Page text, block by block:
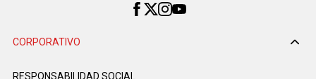
CORPORATIVO
RESPONSABILIDAD SOCIAL